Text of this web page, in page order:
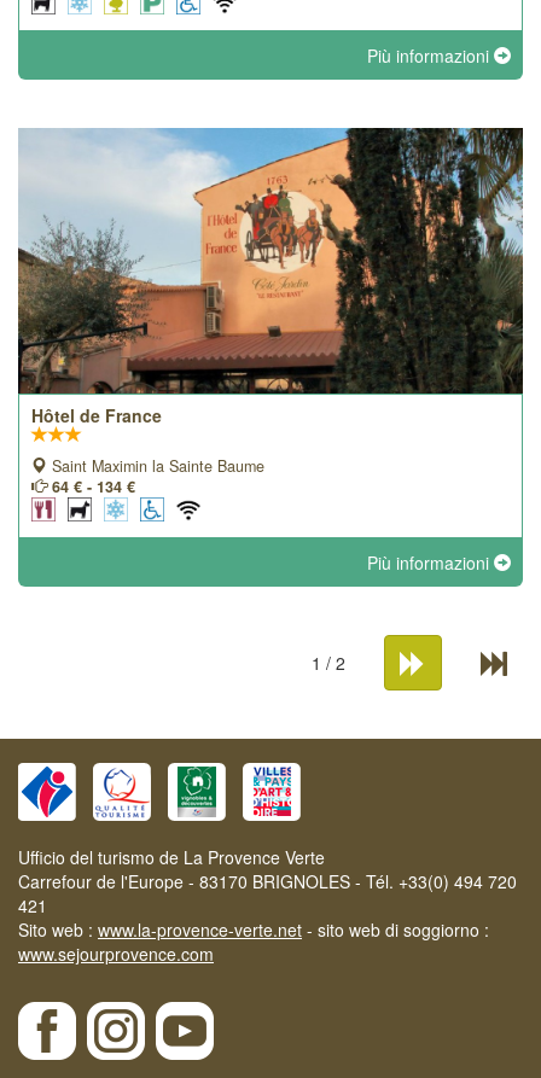
Più informazioni
Hôtel de France
Saint Maximin la Sainte Baume
64 € - 134 €
Più informazioni
1 / 2
Ufficio del turismo de La Provence Verte
Carrefour de l'Europe - 83170 BRIGNOLES - Tél. +33(0) 494 720
421
Sito web : www.la-provence-verte.net - sito web di soggiorno :
www.sejourprovence.com